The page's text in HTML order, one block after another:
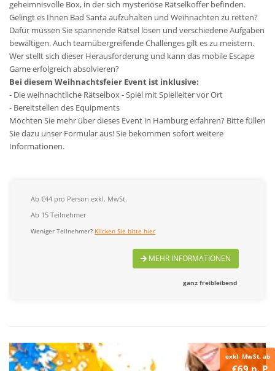
geheimnisvolle Box, in der sich mysteriöse Rätselkoffer befinden.
Gelingt es Ihnen Bad Santa aufzuhalten und Weihnachten zu retten?
Dafür müssen Sie spannende Rätsel lösen und verschiedene Aufgaben
bewältigen. Auch teamübergreifende Challenges gilt es zu meistern.
Wer stellt sich dieser Herausforderung und kann das mobile Escape
Game erfolgreich absolvieren?
Bei diesem Weihnachtsfeier Event ist inklusive:
- Die weihnachtliche Rätselbox - Spiel mit Spielleiter vor Ort
- Bereitstellen des Equipments
Möchten Sie mehr über dieses Event in Hamburg erfahren? Bitte füllen
Sie dazu unser Formular aus! Sie bekommen sofort weitere
Informationen.
Ab €44 pro Person exkl. MwSt.
Ab 15 Teilnehmer
Weniger Teilnehmer? Klicken Sie bitte hier
MEHR INFORMATIONEN
ganz freibleibend
exkl. MwSt. ab